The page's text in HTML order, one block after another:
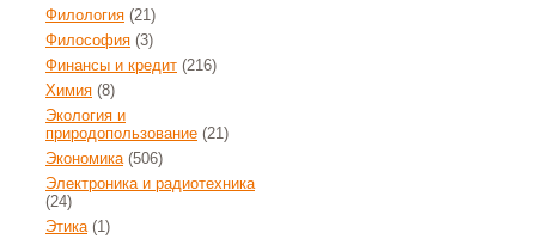
Филология (21)
Философия (3)
Финансы и кредит (216)
Химия (8)
Экология и
природопользование (21)
Экономика(506)
Электроника и радиотехника
(24)
Этика(1)